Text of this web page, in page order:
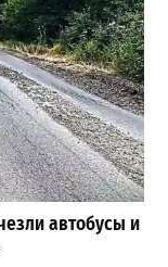
автобусы и